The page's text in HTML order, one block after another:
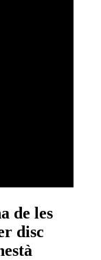
de les
disc